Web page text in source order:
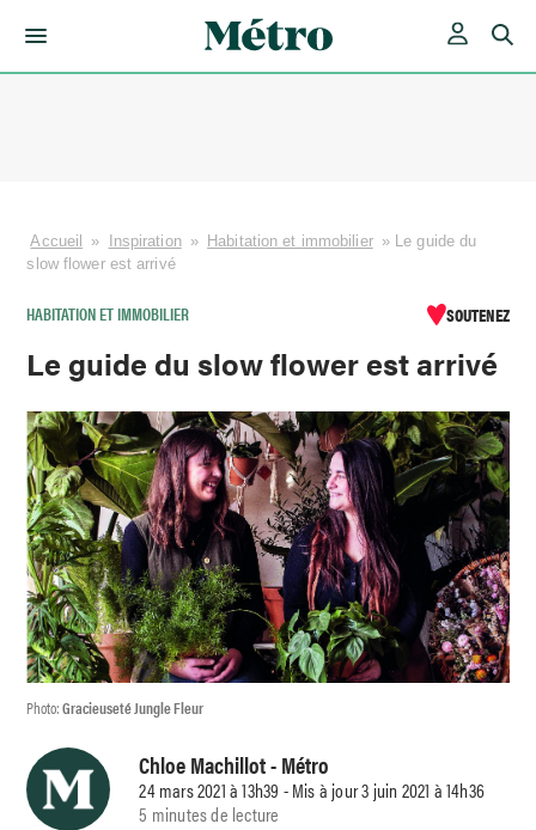
Accueil » Inspiration » Habitation et immobilier » Le guide du
slow flower est arrivé
HABITATION ET IMMOBILIER SOUTENEZ
Le guide du slow flower est arrivé
Photo:Gracieuseté Jungle Fleur
Chloe Machillot- Métro
24 mars 2021 à 13h39 - Mis à jour 3 juin 2021 à 14h36
5 minutes de lecture